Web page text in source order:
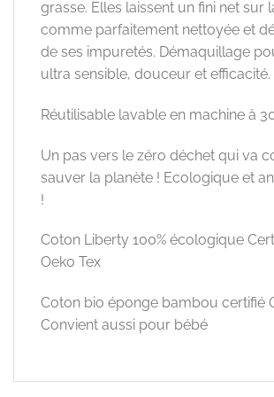
grasse. Elles laissent un fini net sur
comme parfaitement nettoyée et
de ses impuretés. Démaquillage
ultra sensible, douceur et efficacité.
Réutilisable lavable en machine à
Un pas vers le zéro déchet qui va
sauver la planète ! Ecologique et
!
Coton Liberty 100% écologique
Oeko Tex
Coton bio éponge bambou certifié
Convient aussi pour bébé